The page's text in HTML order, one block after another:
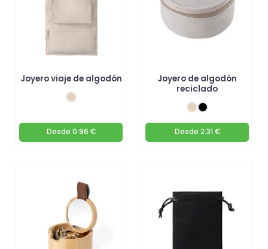
Joyero viaje de algodón
Desde 0.96 €
Joyero de algodón
reciclado
Desde 2.31 €